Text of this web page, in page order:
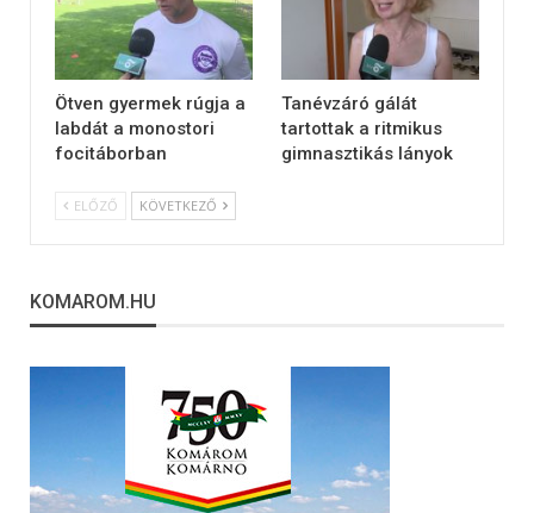
Ötven gyermek rúgja a
labdát a monostori
focitáborban
Tanévzáró gálát
tartottak a ritmikus
gimnasztikás lányok
ELŐZŐ KÖVETKEZŐ
KOMAROM.HU